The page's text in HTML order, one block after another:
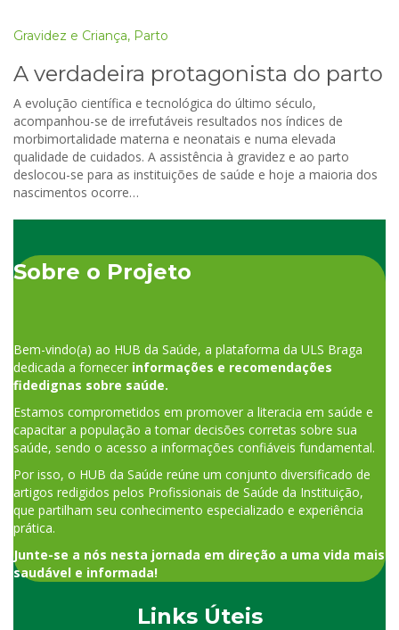
Gravidez e Criança, Parto
A verdadeira protagonista do parto
A evolução científica e tecnológica do último século,
acompanhou-se de irrefutáveis resultados nos índices de
morbimortalidade materna e neonatais e numa elevada
qualidade de cuidados. A assistência à gravidez e ao parto
deslocou-se para as instituições de saúde e hoje a maioria dos
nascimentos ocorre…
Sobre o Projeto
Bem-vindo(a) ao HUB da Saúde, a plataforma da ULS Braga
dedicada a fornecer informações e recomendações
fidedignas sobre saúde.
Estamos comprometidos em promover a literacia em saúde e
capacitar a população a tomar decisões corretas sobre sua
saúde, sendo o acesso a informações confiáveis fundamental.
Por isso, o HUB da Saúde reúne um conjunto diversificado de
artigos redigidos pelos Profissionais de Saúde da Instituição,
que partilham seu conhecimento especializado e experiência
prática.
Junte-se a nós nesta jornada em direção a uma vida mais
saudável e informada!
Links Úteis